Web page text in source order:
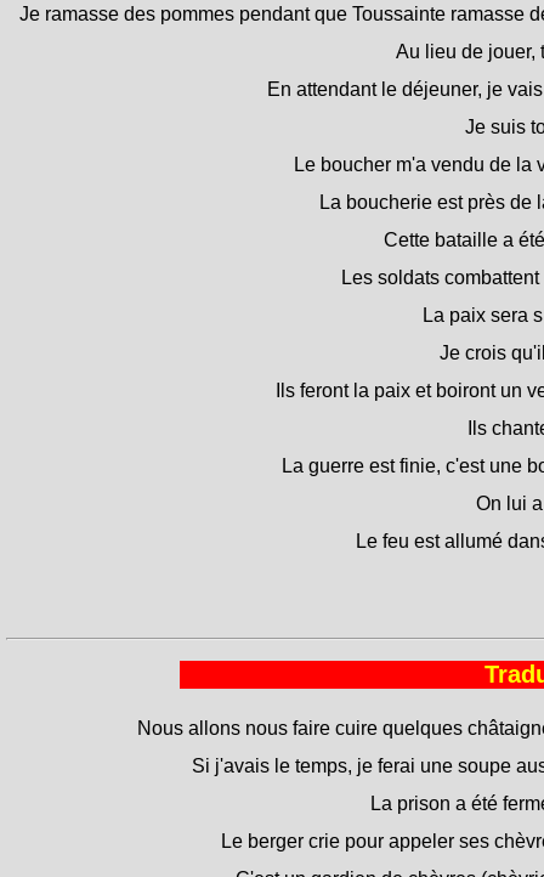
Je ramasse des pommes pendant que Toussainte ramasse
Au lieu de jouer,
En attendant le déjeuner, je
Je suis
Le boucher m'a vendu de la
La boucherie est près de
Cette bataille a
Les soldats
La paix sera
Je crois
Ils feront la paix et boiront un
Ils
La guerre est finie, c'est une
On lui
Le feu est allumé
Nous allons nous faire cuire quelques
Si j'avais le temps, je ferai une soupe
La prison a été
Le berger crie pour appeler ses